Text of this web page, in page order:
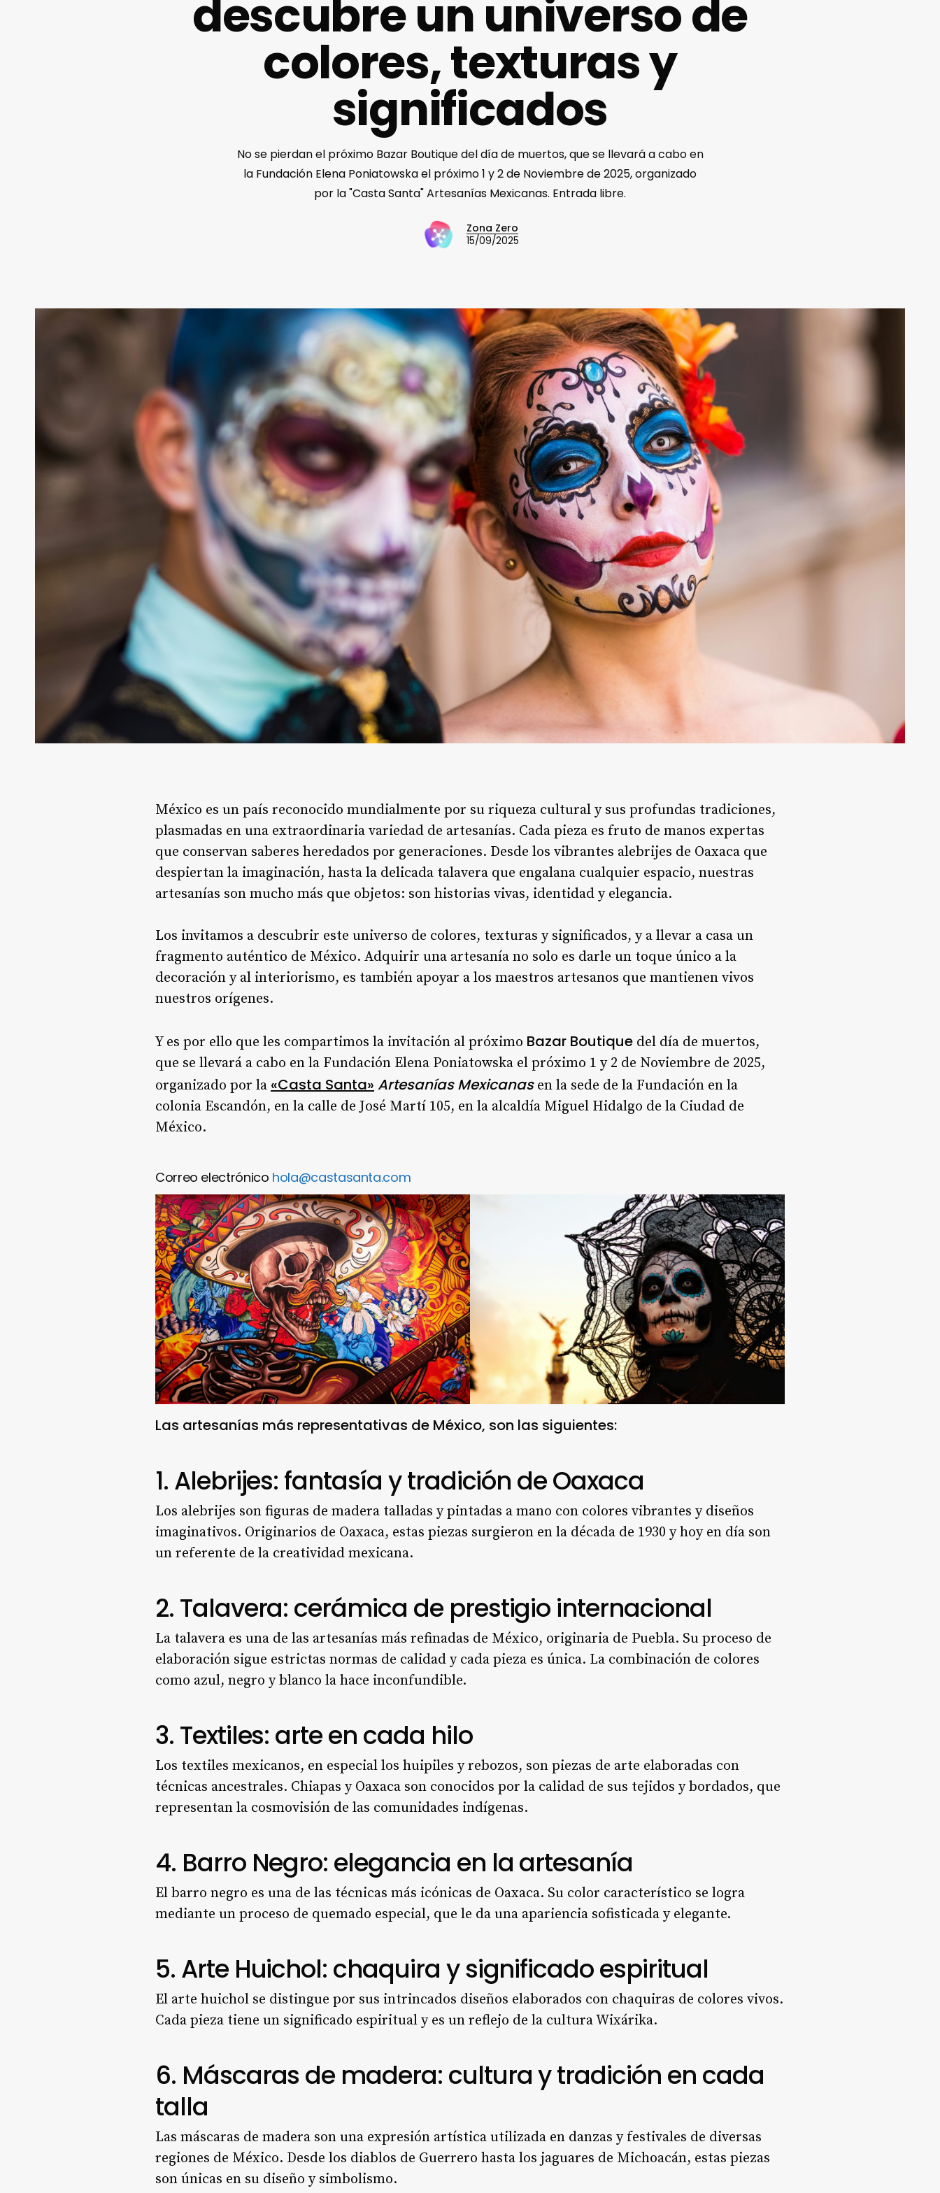
descubre un universo de
colores, texturas y
significados
No se pierdan el próximo Bazar Boutique del día de muertos, que se llevará a cabo en
la Fundación Elena Poniatowska el próximo 1 y 2 de Noviembre de 2025, organizado
por la "Casta Santa" Artesanías Mexicanas. Entrada libre.
Zona Zero
15/09/2025
México es un país reconocido mundialmente por su riqueza cultural y sus profundas tradiciones,
plasmadas en una extraordinaria variedad de artesanías. Cada pieza es fruto de manos expertas
que conservan saberes heredados por generaciones. Desde los vibrantes alebrijes de Oaxaca que
despiertan la imaginación, hasta la delicada talavera que engalana cualquier espacio, nuestras
artesanías son mucho más que objetos: son historias vivas, identidad y elegancia.
Los invitamos a descubrir este universo de colores, texturas y significados, y a llevar a casa un
fragmento auténtico de México. Adquirir una artesanía no solo es darle un toque único a la
decoración y al interiorismo, es también apoyar a los maestros artesanos que mantienen vivos
nuestros orígenes.
Y es por ello que les compartimos la invitación al próximo Bazar Boutique del día de muertos,
que se llevará a cabo en la Fundación Elena Poniatowska el próximo 1 y 2 de Noviembre de 2025,
organizado por la «Casta Santa» Artesanías Mexicanasen la sede de la Fundación en la
colonia Escandón, en la calle de José Martí 105, en la alcaldía Miguel Hidalgo de la Ciudad de
México.
Correo electrónico hola@castasanta.com
Las artesanías más representativas de México, son las siguientes:
1. Alebrijes: fantasía y tradición de Oaxaca
Los alebrijes son figuras de madera talladas y pintadas a mano con colores vibrantes y diseños
imaginativos. Originarios de Oaxaca, estas piezas surgieron en la década de 1930 y hoy en día son
un referente de la creatividad mexicana.
2. Talavera: cerámica de prestigio internacional
La talavera es una de las artesanías más refinadas de México, originaria de Puebla. Su proceso de
elaboración sigue estrictas normas de calidad y cada pieza es única. La combinación de colores
como azul, negro y blanco la hace inconfundible.
3. Textiles: arte en cada hilo
Los textiles mexicanos, en especial los huipiles y rebozos, son piezas de arte elaboradas con
técnicas ancestrales. Chiapas y Oaxaca son conocidos por la calidad de sus tejidos y bordados, que
representan la cosmovisión de las comunidades indígenas.
4. Barro Negro: elegancia en la artesanía
El barro negro es una de las técnicas más icónicas de Oaxaca. Su color característico se logra
mediante un proceso de quemado especial, que le da una apariencia sofisticada y elegante.
5. Arte Huichol: chaquira y significado espiritual
El arte huichol se distingue por sus intrincados diseños elaborados con chaquiras de colores vivos.
Cada pieza tiene un significado espiritual y es un reflejo de la cultura Wixárika.
6. Máscaras de madera: cultura y tradición en cada
talla
Las máscaras de madera son una expresión artística utilizada en danzas y festivales de diversas
regiones de México. Desde los diablos de Guerrero hasta los jaguares de Michoacán, estas piezas
son únicas en su diseño y simbolismo.